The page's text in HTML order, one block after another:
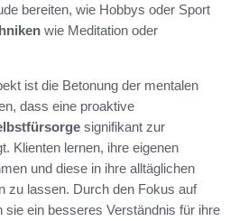
bereiten, wie Hobbys oder Sport
wie Meditation oder
ist die Betonung der mentalen
dass eine proaktive
signifikant zur
Klienten lernen, ihre eigenen
und diese in ihre alltäglichen
zu lassen. Durch den Fokus auf
sie ein besseres Verständnis für ihre